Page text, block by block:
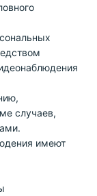
случаев,
имеют